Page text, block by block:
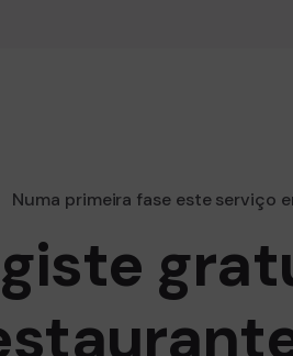
Numa primeira fase este serviço